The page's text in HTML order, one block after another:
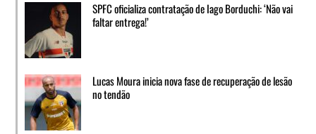
SPFC oficializa contratação de Iago Borduchi: ‘Não vai
faltar entrega!’
Lucas Moura inicia nova fase de recuperação de lesão
no tendão